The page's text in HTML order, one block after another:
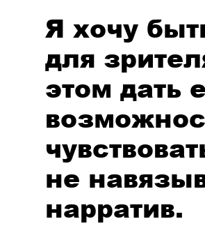
Я хочу
для
этом дать
не
нарратив.